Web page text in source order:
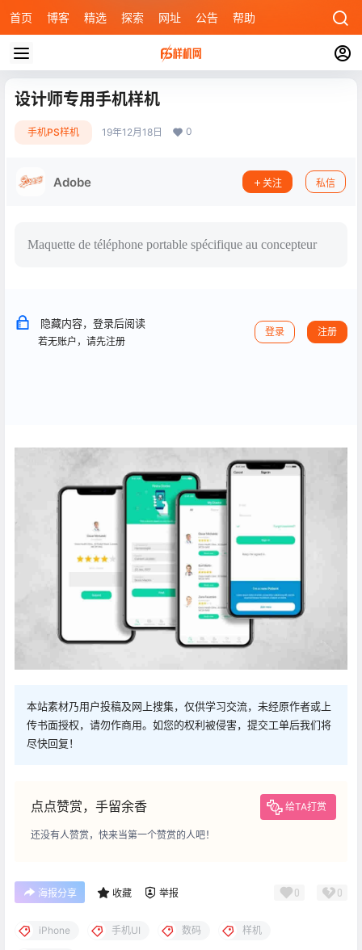
首页 博客 精选 探索 网址 公告 帮助
设计师专用手机样机
手机PS样机 19年12月18日 0
Adobe 关注 私信
Maquette de téléphone portable spécifique au concepteur
隐藏内容，登录后阅读
若无账户，请先注册
登录 注册
本站素材乃用户投稿及网上搜集，仅供学习交流，未经原作者或上
传书面授权，请勿作商用。如您的权利被侵害，提交工单后我们将
尽快回复！
点点赞赏，手留余香 给TA打赏
还没有人赞赏，快来当第一个赞赏的人吧！
海报分享 收藏 举报 0 0
iPhone 手机UI 数码 样机